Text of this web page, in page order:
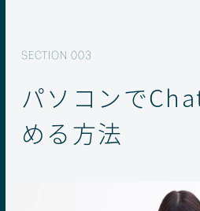
パソコンで
める方法